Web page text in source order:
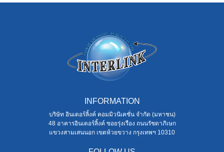
INFORMATION
บริษัท อินเตอร์ลิ้งค์ คอมมิวนิเคชั่น จำกัด (มหาชน)
48 อาคารอินเตอร์ลิ้งค์ ซอยรุ่งเรือง ถนนรัชดาภิเษก
แขวงสามเสนนอก เขตห้วยขวาง กรุงเทพฯ 10310